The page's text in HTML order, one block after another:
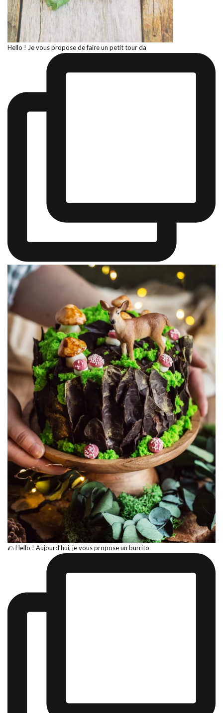
Hello ! Je vous propose de faire un petit tour da
🌮 Hello ! Aujourd’hui, je vous propose un burrito